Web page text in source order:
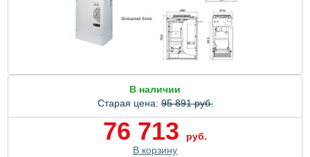
В наличии
Старая цена:95 891 руб.
76 713
руб.
В корзину